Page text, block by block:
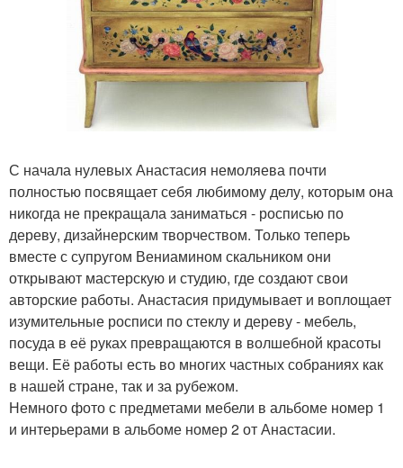
С начала нулевых Анастасия немоляева почти
полностью посвящает себя любимому делу, которым она
никогда не прекращала заниматься - росписью по
дереву, дизайнерским творчеством. Только теперь
вместе с супругом Вениамином скальником они
открывают мастерскую и студию, где создают свои
авторские работы. Анастасия придумывает и воплощает
изумительные росписи по стеклу и дереву - мебель,
посуда в её руках превращаются в волшебной красоты
вещи. Её работы есть во многих частных собраниях как
в нашей стране, так и за рубежом.
Немного фото с предметами мебели в альбоме номер 1
и интерьерами в альбоме номер 2 от Анастасии.